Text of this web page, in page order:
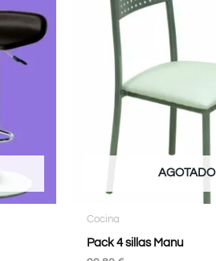
AGOTADO
Cocina
Pack 4 sillas Manu